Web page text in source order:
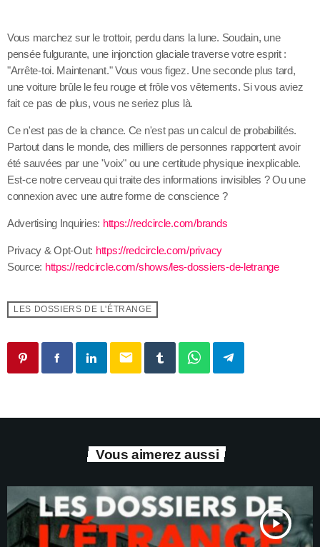
Vous marchez sur le trottoir, perdu dans la lune. Soudain, une
pensée fulgurante, une injonction glaciale traverse votre esprit :
"Arrête-toi. Maintenant." Vous vous figez. Une seconde plus tard,
une voiture brûle le feu rouge et frôle vos vêtements. Si vous aviez
fait ce pas de plus, vous ne seriez plus là.
Ce n'est pas de la chance. Ce n'est pas un calcul de probabilités.
Partout dans le monde, des milliers de personnes rapportent avoir
été sauvées par une "voix" ou une certitude physique inexplicable.
Est-ce notre cerveau qui traite des informations invisibles ? Ou une
connexion avec une autre forme de conscience ?
Advertising Inquiries: https://redcircle.com/brands
Privacy & Opt-Out: https://redcircle.com/privacy
Source: https://redcircle.com/shows/les-dossiers-de-letrange
LES DOSSIERS DE L'ÉTRANGE
email
Vous aimerez aussi
play_arrow